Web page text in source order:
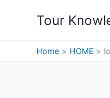
Tour
Home HOME